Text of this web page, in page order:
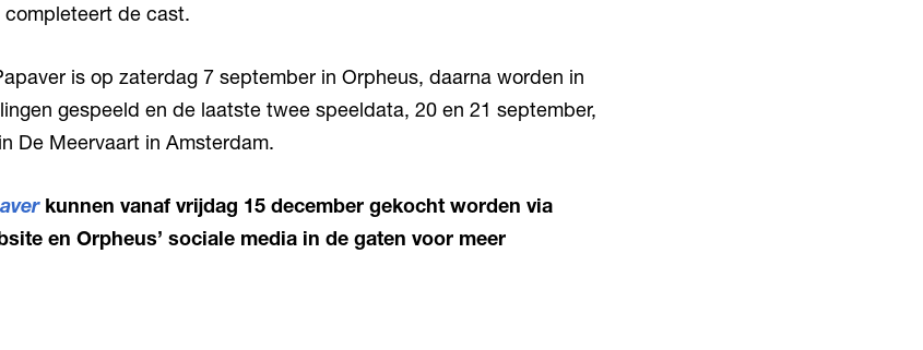
de cast.
is op zaterdag 7 september in Orpheus, daarna worden in
gespeeld en de laatste twee speeldata, 20 en 21 september,
De Meervaart in Amsterdam.
kunnen vanaf vrijdag 15 december gekocht worden via
en Orpheus’ sociale media in de gaten voor meer